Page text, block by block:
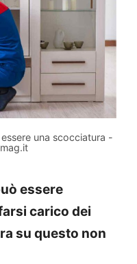
una scocciatura -
essere
carico dei
su questo non